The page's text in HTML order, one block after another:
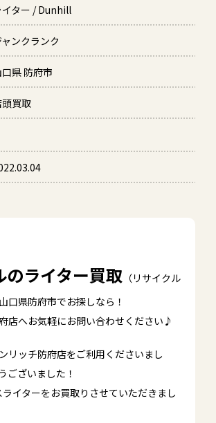
イター / Dunhill
ャンクランク
口県 防府市
頭買取
のライター買取 （リサイクル
口県防府市でお探しなら！
店へお気軽にお問い合わせください♪
リッチ防府店をご利用くださいまし
ございました！
イターをお買取りさせていただきまし